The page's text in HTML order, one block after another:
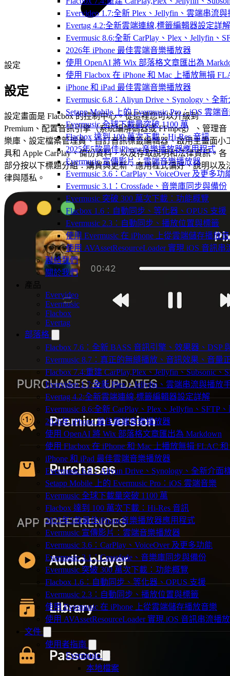
Evervideo 1.7:全新 Plex、Jellyfin、雲端串流
Evertag 4.2:全新雲端連線,標籤編輯器設定詳解
Evermusic 8.6:全新 CarPlay、Plex、Jellyfin、
2026年 iPhone 最佳雲端音樂播放器
使用 OpenAI 將 Wix 部落格文章匯出為
使用 Flacbox 在 iPhone 和 Mac 上播放無損
iPhone 和 iPad 最佳雲端音樂播放器
Evermusic 6.8：Aliyun Drive、Synology、全
Setapp Mobile 上的 Evermusic Pro：iOS 雲端
Evermusic 全球下載量突破 1100 萬
Flacbox 達到 100 萬次下載：Hi-Res 音訊
2025年5款最佳iPhone音樂播放器應用程式
Evermusic 宣傳影片：雲端音樂播放器
Evermusic 3.6：CarPlay、VoiceOver 及更多功
Evermusic 3.1：Crossfade、音樂庫同步與備份
Evermusic 突破 300 萬次下載：功能概覽
Flacbox 1.6：自動同步、等化器、OPUS 支援
Evermusic 2.3：自動同步、播放位置與標籤
使用 Evermusic 在 iPhone 上從雲端儲存播放
使用 AVAssetResourceLoader 實現 iOS 音訊串
聯絡我們
關於我們
產品
Evervideo
Evermusic
Flacbox
Evertag
部落格
Flacbox 7.6：全新 BASS 音訊引擎、效果器、DSP
Evermusic 8.7：真正的無縫播放、音訊效果、音量
Flacbox 7.4:重建 CarPlay,Plex、Jellyfin、Subsonic、
Evervideo 1.7:全新 Plex、Jellyfin、雲端串流與播放
Evertag 4.2:全新雲端連線,標籤編輯器設定詳解
Evermusic 8.6:全新 CarPlay、Plex、Jellyfin、SFTP
2026年 iPhone 最佳雲端音樂播放器
使用 OpenAI 將 Wix 部落格文章匯出為 Markdown
使用 Flacbox 在 iPhone 和 Mac 上播放無損 FLAC
iPhone 和 iPad 最佳雲端音樂播放器
Evermusic 6.8：Aliyun Drive、Synology、全新介面
Setapp Mobile 上的 Evermusic Pro：iOS 雲端音樂
Evermusic 全球下載量突破 1100 萬
Flacbox 達到 100 萬次下載：Hi-Res 音訊
2025年5款最佳iPhone音樂播放器應用程式
Evermusic 宣傳影片：雲端音樂播放器
Evermusic 3.6：CarPlay、VoiceOver 及更多功能
Evermusic 3.1：Crossfade、音樂庫同步與備份
Evermusic 突破 300 萬次下載：功能概覽
Flacbox 1.6：自動同步、等化器、OPUS 支援
Evermusic 2.3：自動同步、播放位置與標籤
使用 Evermusic 在 iPhone 上從雲端儲存播放音樂
使用 AVAssetResourceLoader 實現 iOS 音訊串流播放
文件
使用者指南
Evermusic
本地檔案
設定
設定
設定畫面是 Flacbox 的控制中心。從這裡您可以升級到
Premium、配置音訊引擎（系統編解碼器或 FFmpeg）、管理音
樂庫、設定檔案管理員、自訂音訊標籤編輯器、啟用主畫面小
具和 Apple CarPlay、備份資料，以及存取說明和法律資訊。各
部分按以下標題分組：購買與更新、應用程式偏好、說明以及
律與隱私。